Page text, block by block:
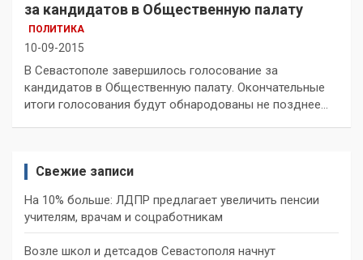
за кандидатов в Общественную палату
ПОЛИТИКА
10-09-2015
В Севастополе завершилось голосование за
кандидатов в Общественную палату. Окончательные
итоги голосования будут обнародованы не позднее…
Свежие записи
На 10% больше: ЛДПР предлагает увеличить пенсии
учителям, врачам и соцработникам
Возле школ и детсадов Севастополя начнут